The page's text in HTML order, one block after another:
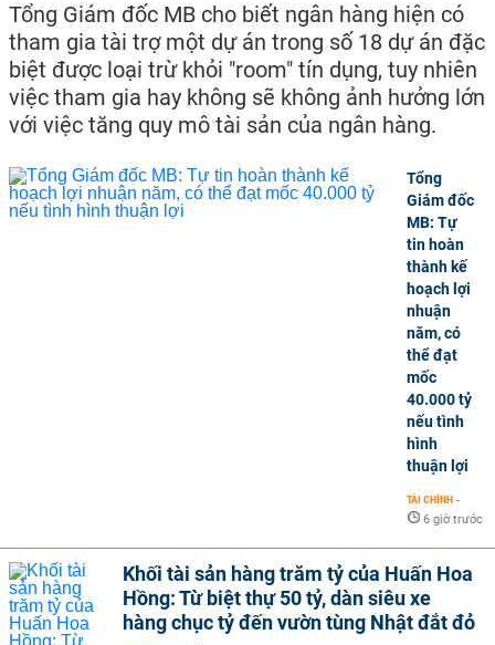
Tổng Giám đốc MB cho biết ngân hàng hiện có
tham gia tài trợ một dự án trong số 18 dự án đặc
biệt được loại trừ khỏi "room" tín dụng, tuy nhiên
việc tham gia hay không sẽ không ảnh hưởng lớn
với việc tăng quy mô tài sản của ngân hàng.
Tổng
Giám đốc
MB: Tự
tin hoàn
thành kế
hoạch lợi
nhuận
năm, có
thể đạt
mốc
40.000 tỷ
nếu tình
hình
thuận lợi
TÀI CHÍNH -
6 giờ trước
Khối tài sản hàng trăm tỷ của Huấn Hoa
Hồng: Từ biệt thự 50 tỷ, dàn siêu xe
hàng chục tỷ đến vườn tùng Nhật đắt đỏ